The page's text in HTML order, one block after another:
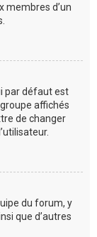
membres d’un
par défaut est
affichés
de changer
du forum, y
que d’autres